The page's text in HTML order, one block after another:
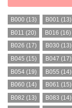
B000 (13) B001 (13)
B011 (20) B016 (16)
B026 (17) B030 (13)
B045 (15) B047 (17)
B054 (19) B055 (14)
B060 (14) B061 (15)
B082 (13) B083 (14)